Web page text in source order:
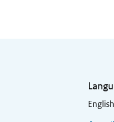
English